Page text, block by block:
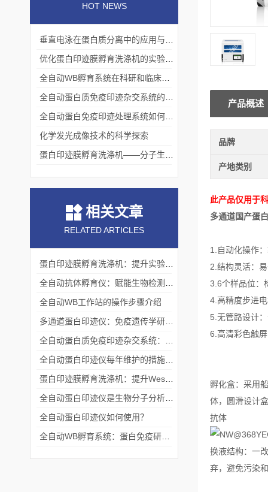
产品概述
品牌
产地类别
此产品仅用于
多通道国产蛋
1.自动化操作
2.结构灵活：
3.6个样品位：
4.高精度步进
5.无管路设计
6.高清彩色触
孵化盒：采用
体，圆滑设计
抗体
换液结构：一
弃，避免污染
HOT NEWS
化学发光成像技术的科学探索
相关文章
RELATED ARTICLES
全自动WB工作站的操作步骤介绍
全自动蛋白印迹仪如何使用？